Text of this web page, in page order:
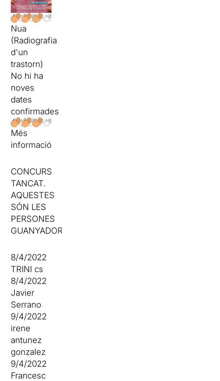
Nua
(Radiografia
d'un
trastorn)
No hi ha
noves
dates
confirmades
Més
informació
CONCURS
TANCAT.
AQUESTES
SÓN LES
PERSONES
GUANYADORES
8/4/2022
TRINI cs
8/4/2022
Javier
Serrano
9/4/2022
irene
antunez
gonzalez
9/4/2022
Francesc